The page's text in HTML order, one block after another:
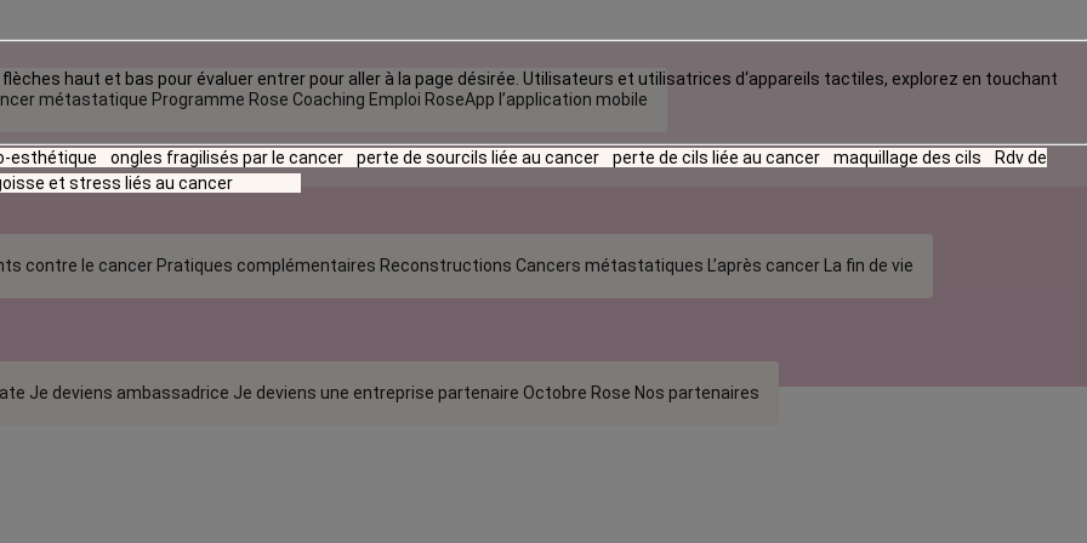
métastatique Programme Rose Coaching Emploi RoseApp l’application mobile
contre le cancer Pratiques complémentaires Reconstructions Cancers métastatiques L’après cancer La fin de vie
Je deviens ambassadrice Je deviens une entreprise partenaire Octobre Rose Nos partenaires
haut et bas pour évaluer entrer pour aller à la page désirée. Utilisateurs et utilisatrices d‘appareils tactiles, explorez en touchant
esthétique ongles fragilisés par le cancer perte de sourcils liée au cancer perte de cils liée au cancer maquillage des cils
Rdv de
et stress liés au cancer